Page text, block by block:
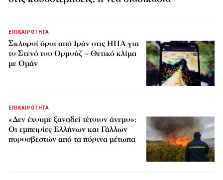
ΕΠΙΚΑΙΡΟΤΗΤΑ
Σκληροί όροι από Ιράν στις ΗΠΑ για
το Στενό του Ορμούζ – Θετικό κλίμα
με Ομάν
ΕΠΙΚΑΙΡΟΤΗΤΑ
«Δεν έχουμε ξαναδεί τέτοιον άνεμο»:
Οι εμπειρίες Ελλήνων και Γάλλων
πυροσβεστών από τα πύρινα μέτωπα